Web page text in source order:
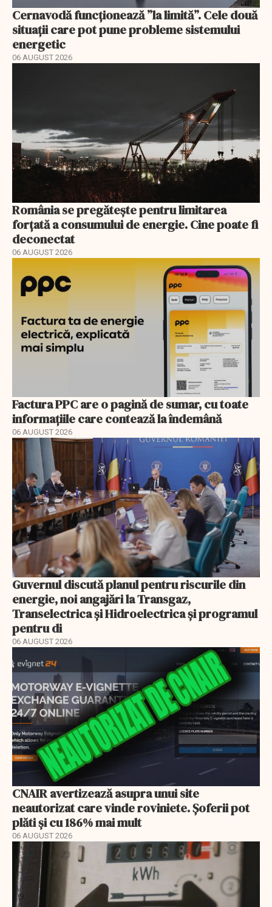
Cernavodă funcționează ”la limită”. Cele două
situații care pot pune probleme sistemului
energetic
06 AUGUST 2026
România se pregătește pentru limitarea
forțată a consumului de energie. Cine poate fi
deconectat
06 AUGUST 2026
Factura PPC are o pagină de sumar, cu toate
informațiile care contează la îndemână
06 AUGUST 2026
Guvernul discută planul pentru riscurile din
energie, noi angajări la Transgaz,
Transelectrica și Hidroelectrica și programul
pentru di
06 AUGUST 2026
CNAIR avertizează asupra unui site
neautorizat care vinde roviniete. Șoferii pot
plăti și cu 186% mai mult
06 AUGUST 2026